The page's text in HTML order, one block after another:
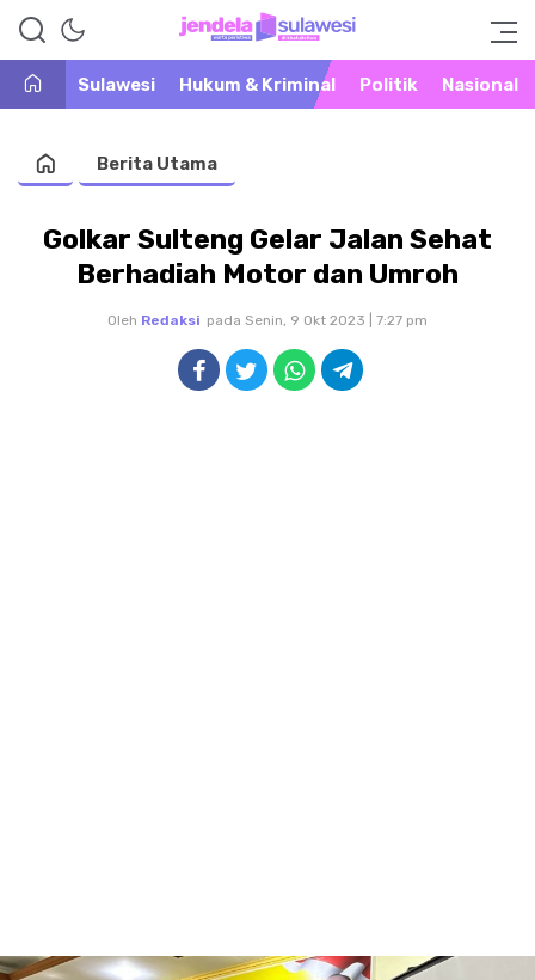
Jendela Sulawesi
Warta Peristiwa di Khatulistiwa
Sulawesi
Hukum & Kriminal Politik Nasional
Berita Utama
Golkar Sulteng Gelar Jalan Sehat
Berhadiah Motor dan Umroh
Oleh Redaksi pada Senin, 9 Okt 2023 | 7:27 pm